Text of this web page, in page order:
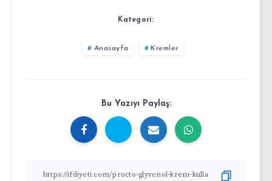
Kategori:
Anasayfa Kremler
Bu Yazıyı Paylaş: